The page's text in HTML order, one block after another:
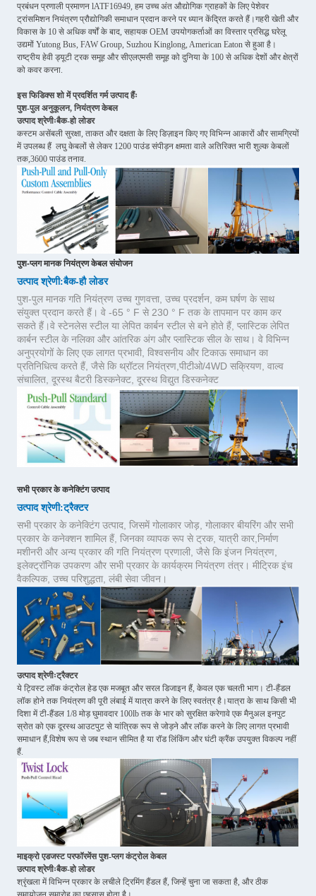
प्रबंधन प्रणाली प्रमाणन lATF16949, हम उच्च अंत औद्योगिक ग्राहकों के लिए पेशेवर
ट्रांसमिशन नियंत्रण प्रौद्योगिकी समाधान प्रदान करने पर ध्यान केंद्रित करते हैं।गहरी खेती और
विकास के 10 से अधिक वर्षों के बाद, सहायक OEM उपयोगकर्ताओं का विस्तार प्रसिद्ध घरेलू
उद्यमों Yutong Bus, FAW Group, Suzhou Kinglong, American Eaton से हुआ है।
राष्ट्रीय हेवी ड्यूटी ट्रक समूह और सीएलएमसी समूह को दुनिया के 100 से अधिक देशों और क्षेत्रों
को कवर करना.
इस फिडिक्स शो में प्रदर्शित गर्म उत्पाद हैंः
पुश-पुल अनुकूलन, नियंत्रण केबल
उत्पाद श्रेणीःबैक-हो लोडर
कस्टम असेंबली सुरक्षा, ताकत और दक्षता के लिए डिज़ाइन किए गए विभिन्न आकारों और सामग्रियों
में उपलब्ध हैं ️ लघु केबलों से लेकर 1200 पाउंड संपीड़न क्षमता वाले अतिरिक्त भारी शुल्क केबलों
तक,3600 पाउंड तनाव.
पुश-प्लग मानक नियंत्रण केबल संयोजन
उत्पाद श्रेणी:बैक-हौ लोडर
पुश-पुल मानक गति नियंत्रण उच्च गुणवत्ता, उच्च प्रदर्शन, कम घर्षण के साथ
संयुक्त प्रदान करते हैं। वे -65 ° F से 230 ° F तक के तापमान पर काम कर
सकते हैं।वे स्टेनलेस स्टील या लेपित कार्बन स्टील से बने होते हैं, प्लास्टिक लेपित
कार्बन स्टील के नलिका और आंतरिक अंग और प्लास्टिक सील के साथ। वे विभिन्न
अनुप्रयोगों के लिए एक लागत प्रभावी, विश्वसनीय और टिकाऊ समाधान का
प्रतिनिधित्व करते हैं, जैसे कि थ्रॉटल नियंत्रण,पीटीओ/4WD सक्रियण, वाल्व
संचालित, दूरस्थ बैटरी डिस्कनेक्ट, दूरस्थ विद्युत डिस्कनेक्ट
सभी प्रकार के कनेक्टिंग उत्पाद
उत्पाद श्रेणी:ट्रैक्टर
सभी प्रकार के कनेक्टिंग उत्पाद, जिसमें गोलाकार जोड़, गोलाकार बीयरिंग और सभी
प्रकार के कनेक्शन शामिल हैं, जिनका व्यापक रूप से ट्रक, यात्री कार,निर्माण
मशीनरी और अन्य प्रकार की गति नियंत्रण प्रणाली, जैसे कि इंजन नियंत्रण,
इलेक्ट्रॉनिक उपकरण और सभी प्रकार के कार्यक्रम नियंत्रण तंत्र। मीट्रिक इंच
वैकल्पिक, उच्च परिशुद्धता, लंबी सेवा जीवन।
उत्पाद श्रेणीःट्रैक्टर
ये ट्विस्ट लॉक कंट्रोल हेड एक मजबूत और सरल डिजाइन हैं, केवल एक चलती भाग। टी-हैंडल
लॉक होने तक नियंत्रण की पूरी लंबाई में यात्रा करने के लिए स्वतंत्र है।यात्रा के साथ किसी भी
दिशा में टी-हैंडल 1/8 मोड़ घुमावदार 100lb तक के भार को सुरक्षित करेगावे एक मैनुअल इनपुट
स्रोत को एक दूरस्थ आउटपुट से यांत्रिक रूप से जोड़ने और लॉक करने के लिए लागत प्रभावी
समाधान हैं,विशेष रूप से जब स्थान सीमित है या रॉड लिंकिंग और घंटी क्रैंक उपयुक्त विकल्प नहीं
हैं.
माइक्रो एडजस्ट परफॉरमेंस पुश-प्लग कंट्रोल केबल
उत्पाद श्रेणीःबैक-हो लोडर
श्रृंखला में विभिन्न प्रकार के लचीले ट्रिमिंग हैंडल हैं, जिन्हें चुना जा सकता है, और ठीक